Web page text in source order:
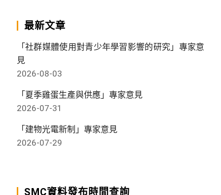
最新文章
「社群媒體使用對青少年學習影響的研究」專家意
見
2026-08-03
「夏季雞蛋生產與供應」專家意見
2026-07-31
「建物光電新制」專家意見
2026-07-29
SMC資料發布時間查詢